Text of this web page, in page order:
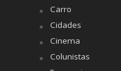
Carro
Cidades
Cinema
Colunistas